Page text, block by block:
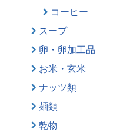
コーヒー
スープ
卵・卵加工品
お米・玄米
ナッツ類
麺類
乾物